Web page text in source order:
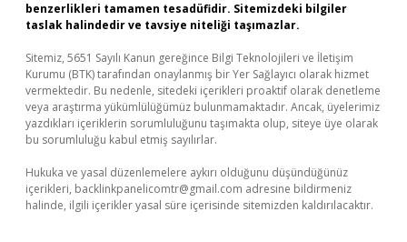
benzerlikleri tamamen tesadüfidir. Sitemizdeki bilgiler
taslak halindedir ve tavsiye niteliği taşımazlar.
Sitemiz, 5651 Sayılı Kanun gereğince Bilgi Teknolojileri ve İletişim
Kurumu (BTK) tarafından onaylanmış bir Yer Sağlayıcı olarak hizmet
vermektedir. Bu nedenle, sitedeki içerikleri proaktif olarak denetleme
veya araştırma yükümlülüğümüz bulunmamaktadır. Ancak, üyelerimiz
yazdıkları içeriklerin sorumluluğunu taşımakta olup, siteye üye olarak
bu sorumluluğu kabul etmiş sayılırlar.
Hukuka ve yasal düzenlemelere aykırı olduğunu düşündüğünüz
içerikleri, backlinkpanelicomtr@gmail.com adresine bildirmeniz
halinde, ilgili içerikler yasal süre içerisinde sitemizden kaldırılacaktır.